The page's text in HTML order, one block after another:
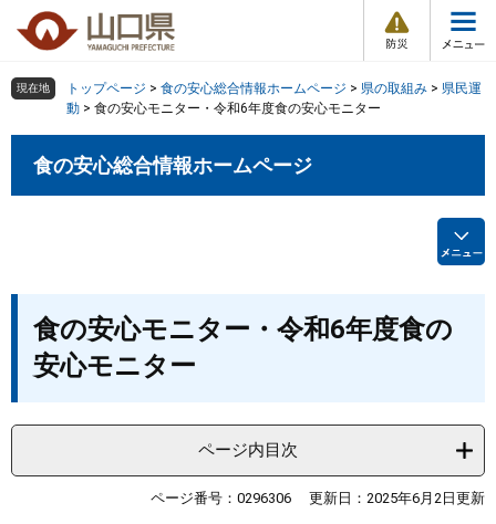
の
頭
ー
飛
情
報
メ
ュ
組織で探す
健康・福祉
教育・文化・スポーツ
しごと・産業・観光
現在地 トップページ > 食の安心総合情報ホームページ > 県の取組み > 県民運
動 > 食の安心モニター・令和6年度食の安心モニター
食の安心総合情報ホームページ
食の安心モニター・令和6年度食の
安心モニター
ページ内目次
ページ番号：0296306 更新日：2025年6月2日更新